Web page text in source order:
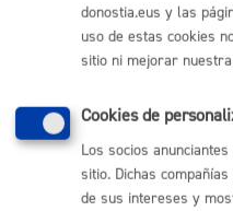
Subvenciones para
certificado electrónico
donostia.eus y las
uso de estas cookies
sitio ni mejorar
Cookies de
Los socios
sitio. Dichas
de sus intereses y